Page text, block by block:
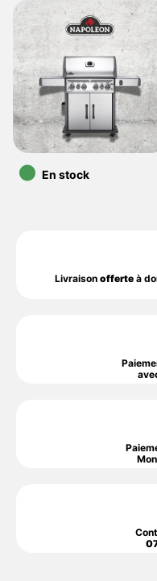
•En stock
Livraison offerte à